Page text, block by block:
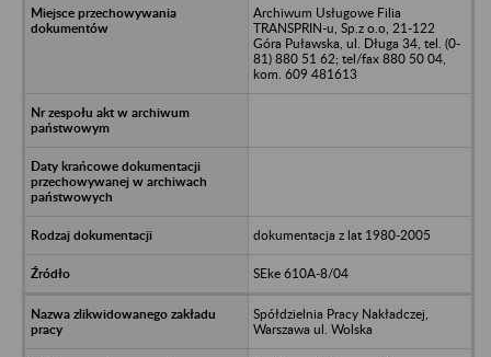
Archiwum Usługowe Filia
TRANSPRIN-u, Sp.z o.o, 21-122
Góra Puławska, ul. Długa 34, tel. (0-
81) 880 51 62; tel/fax 880 50 04,
kom. 609 481613
dokumentacja z lat 1980-2005
SEke 610A-8/04
Spółdzielnia Pracy Nakładczej,
Warszawa ul. Wolska